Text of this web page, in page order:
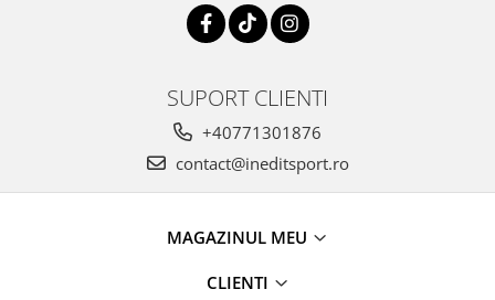
SUPORT CLIENTI
+40771301876
contact@ineditsport.ro
MAGAZINUL MEU
CLIENTI